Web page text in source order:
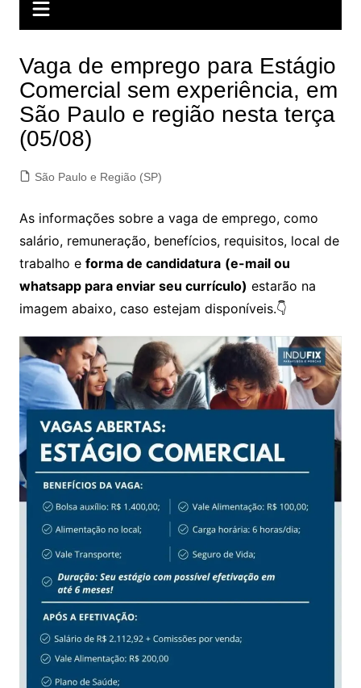
Vaga de emprego para Estágio
Comercial sem experiência, em
São Paulo e região nesta terça
(05/08)
São Paulo e Região (SP)
As informações sobre a vaga de emprego, como
salário, remuneração, benefícios, requisitos, local de
trabalho e forma de candidatura (e-mail ou
whatsapp para enviar seu currículo) estarão na
imagem abaixo, caso estejam disponíveis.👇